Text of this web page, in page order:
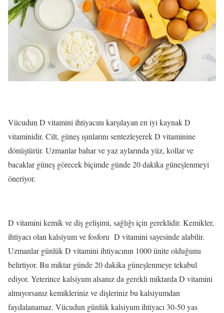
Vücudun D vitamini ihtiyacını karşılayan en iyi kaynak D
vitaminidir. Cilt, güneş ışınlarını sentezleyerek D vitaminine
dönüştürür. Uzmanlar bahar ve yaz aylarında yüz, kollar ve
bacaklar güneş görecek biçimde günde 20 dakika güneşlenmeyi
öneriyor.
D vitamini kemik ve diş gelişimi, sağlığı için gereklidir. Kemikler,
ihtiyacı olan kalsiyum ve fosforu D vitamini sayesinde alabilir.
Uzmanlar günlük D vitamini ihtiyacının 1000 ünite olduğunu
belirtiyor. Bu miktar günde 20 dakika güneşlenmeye tekabul
ediyor. Yeterince kalsiyum alsanız da gerekli miktarda D vitamini
almıyorsanız kemikleriniz ve dişleriniz bu kalsiyumdan
faydalanamaz. Vücudun günlük kalsiyum ihtiyacı 30-50 yas